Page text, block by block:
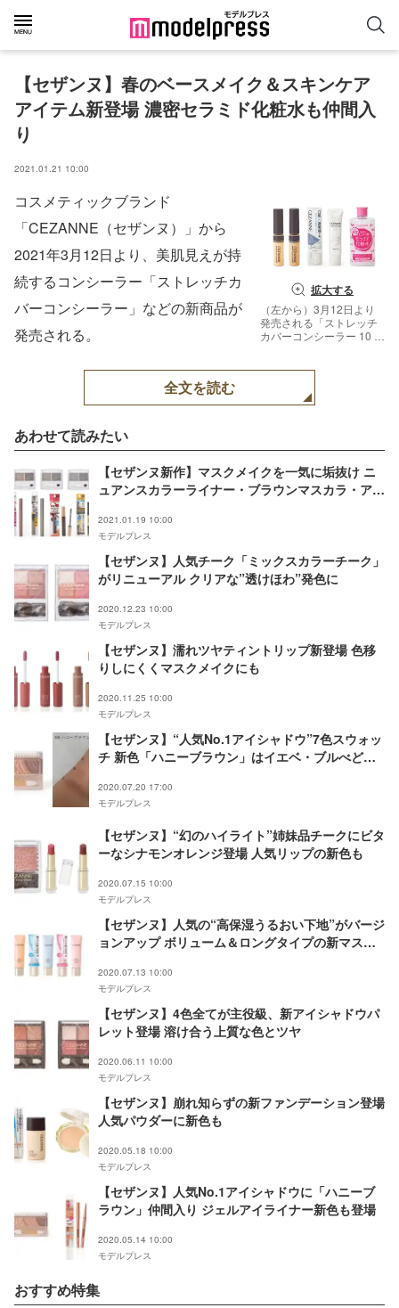
【セザンヌ】春のベースメイク＆スキンケア
アイテム新登場 濃密セラミド化粧水も仲間入
り
2021.01.21 10:00
拡大する
（左から）3月12日より
発売される「ストレッチ
カバーコンシーラー 10 ラ
ベース」「濃密スキンコ
提供：株式会社セザンヌ
コスメティックブランド
「CEZANNE（セザンヌ）」から
2021年3月12日より、美肌見えが持
続するコンシーラー「ストレッチカ
バーコンシーラー」などの新商品が
発売される。
全文を読む
あわせて読みたい
【セザンヌ新作】マスクメイクを一気に垢抜け ニ
ュアンスカラーライナー・ブラウンマスカラ・アイ
2021.01.19 10:00
モデルプレス
【セザンヌ】人気チーク「ミックスカラーチーク」
がリニューアル クリアな”透けほわ”発色に
2020.12.23 10:00
モデルプレス
【セザンヌ】濡れツヤティントリップ新登場 色移
りしにくくマスクメイクにも
2020.11.25 10:00
モデルプレス
【セザンヌ】“人気No.1アイシャドウ”7色スウォッ
チ 新色「ハニーブラウン」はイエベ・ブルべどち
2020.07.20 17:00
モデルプレス
【セザンヌ】“幻のハイライト”姉妹品チークにビタ
ーなシナモンオレンジ登場 人気リップの新色も
2020.07.15 10:00
モデルプレス
【セザンヌ】人気の“高保湿うるおい下地”がバージ
ョンアップ ボリューム＆ロングタイプの新マスカ
2020.07.13 10:00
モデルプレス
【セザンヌ】4色全てが主役級、新アイシャドウパ
レット登場 溶け合う上質な色とツヤ
2020.06.11 10:00
モデルプレス
【セザンヌ】崩れ知らずの新ファンデーション登場
人気パウダーに新色も
2020.05.18 10:00
モデルプレス
【セザンヌ】人気No.1アイシャドウに「ハニーブ
ラウン」仲間入り ジェルアイライナー新色も登場
2020.05.14 10:00
モデルプレス
おすすめ特集